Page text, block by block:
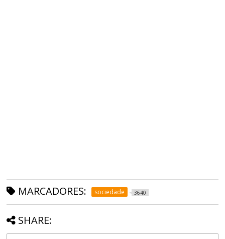
MARCADORES: sociedade 3640
SHARE: